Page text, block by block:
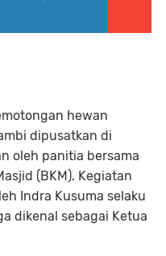
hewan
dipusatkan di
oleh panitia bersama
(BKM). Kegiatan
Indra Kusuma selaku
dikenal sebagai Ketua